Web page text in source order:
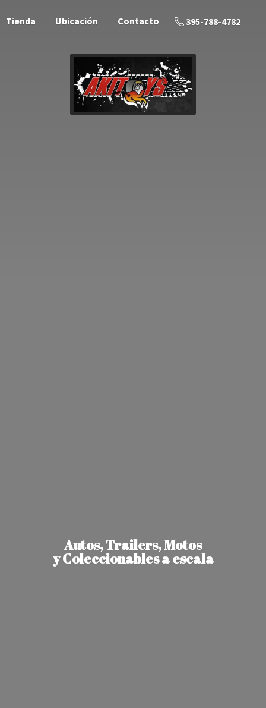
Tienda Ubicación Contacto 395-788-4782
Autos, Trailers, Motos
y Coleccionablesa escala